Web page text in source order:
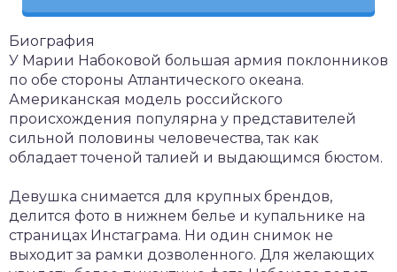
Биография
У Марии Набоковой большая армия поклонников
по обе стороны Атлантического океана.
Американская модель российского
происхождения популярна у представителей
сильной половины человечества, так как
обладает точеной талией и выдающимся бюстом.
Девушка снимается для крупных брендов,
делится фото в нижнем белье и купальнике на
страницах Инстаграма. Ни один снимок не
выходит за рамки дозволенного. Для желающих